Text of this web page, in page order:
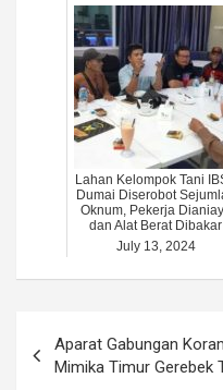
Lahan Kelompok Tani
Dumai Diserobot
Oknum, Pekerja
dan Alat Berat Dibakar
July 13, 2024
navigation
Aparat Gabungan
Mimika Timur Gerebek